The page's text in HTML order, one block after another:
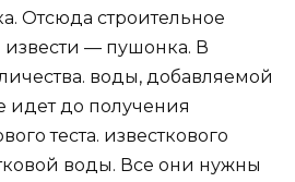
Отсюда строительное
— пушонка. В
воды, добавляемой
идет до получения
теста. известкового
воды. Все они нужны